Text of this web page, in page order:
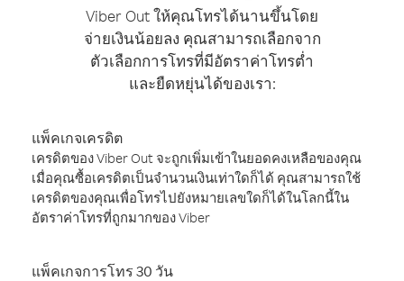
Viber Out ให้คุณโทรได้นานขึ้นโดย
จ่ายเงินน้อยลง คุณสามารถเลือกจาก
ตัวเลือกการโทรที่มีอัตราค่าโทรต่ำ
และยืดหยุ่นได้ของเรา:
แพ็คเกจเครดิต
เครดิตของ Viber Out จะถูกเพิ่มเข้าในยอดคงเหลือของคุณ
เมื่อคุณซื้อเครดิตเป็นจำนวนเงินเท่าใดก็ได้ คุณสามารถใช้
เครดิตของคุณเพื่อโทรไปยังหมายเลขใดก็ได้ในโลกนี้ใน
อัตราค่าโทรที่ถูกมากของ Viber
แพ็คเกจการโทร 30 วัน